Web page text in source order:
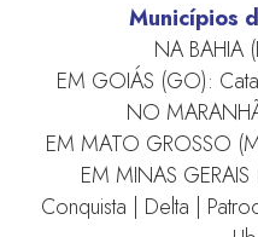
Municípios
NA BAHIA
EM GOIÁS (GO):
NO
EM MATO GROSSO
EM MINAS
Conquista | Delta |